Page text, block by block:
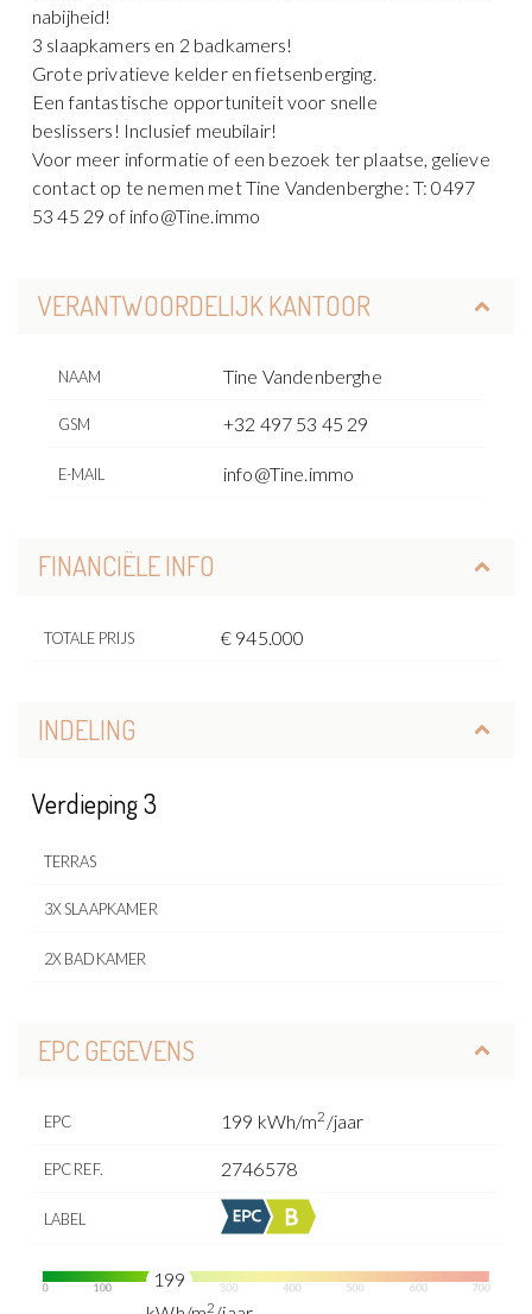
nabijheid!
3 slaapkamers en 2 badkamers!
Grote privatieve kelder en fietsenberging.
Een fantastische opportuniteit voor snelle
beslissers! Inclusief meubilair!
Voor meer informatie of een bezoek ter plaatse, gelieve
contact op te nemen met Tine Vandenberghe: T: 0497
53 45 29 of info@Tine.immo
VERANTWOORDELIJK KANTOOR
NAAM Tine Vandenberghe
GSM +32 497 53 45 29
E-MAIL info@Tine.immo
FINANCIËLE INFO
TOTALE PRIJS € 945.000
INDELING
Verdieping 3
TERRAS
3X SLAAPKAMER
2X BADKAMER
EPC GEGEVENS
EPC 199 kWh/m2 /jaar
EPC REF. 2746578
LABEL
199
2